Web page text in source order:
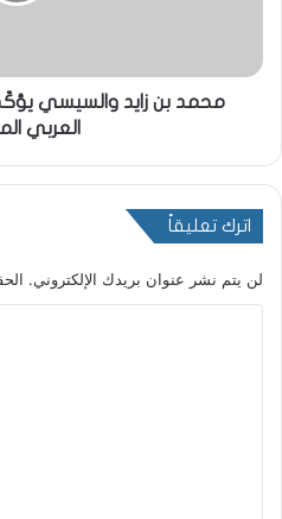
محمد بن زايد والسيسي
العربي
اترك تعليقاً
لن يتم نشر عنوان بريدك الإلكتروني.